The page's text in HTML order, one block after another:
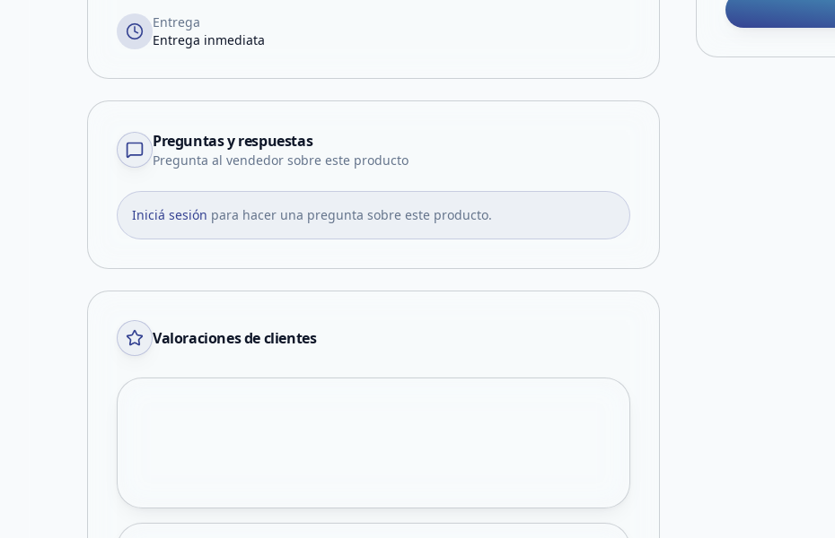
Entrega
Entrega inmediata
Preguntas y respuestas
Pregunta al vendedor sobre este producto
Iniciá sesión para hacer una pregunta sobre este producto.
Valoraciones de clientes